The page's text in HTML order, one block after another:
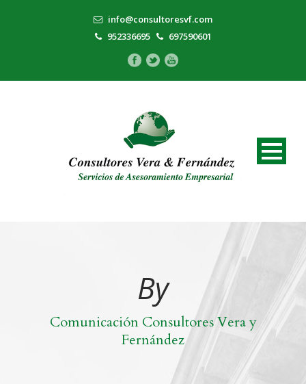
info@consultoresvf.com
952336695
697590601
By
Comunicación Consultores Vera y
Fernández